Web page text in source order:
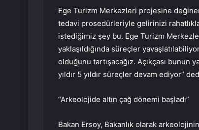
Ege Turizm Merkezleri projesine
tedavi prosedürleriyle gelirinizi
istediğimiz şey bu. Ege Turizm
yaklaşıldığında süreçler
olduğunu tartışacağız. Açıkçası bunun
yıldır 5 yıldır süreçler devam ediyor”
“Arkeolojide altın çağ dönemi başladı”
Bakan Ersoy, Bakanlık olarak